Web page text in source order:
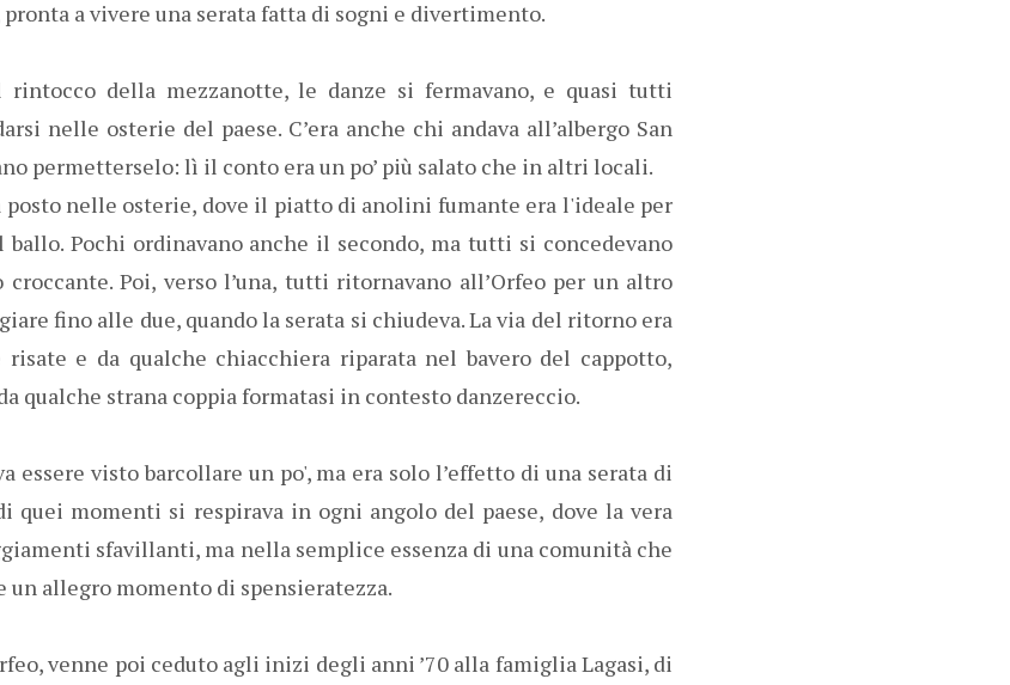
a vivere una serata fatta di sogni e divertimento.
della mezzanotte, le danze si fermavano, e quasi tutti
nelle osterie del paese. C’era anche chi andava all’albergo San
permetterselo: lì il conto era un po’ più salato che in altri locali.
posto nelle osterie, dove il piatto di anolini fumante era l'ideale per
Pochi ordinavano anche il secondo, ma tutti si concedevano
croccante. Poi, verso l’una, tutti ritornavano all’Orfeo per un altro
fino alle due, quando la serata si chiudeva. La via del ritorno era
risate e da qualche chiacchiera riparata nel bavero del cappotto,
qualche strana coppia formatasi in contesto danzereccio.
essere visto barcollare un po', ma era solo l’effetto di una serata di
quei momenti si respirava in ogni angolo del paese, dove la vera
sfavillanti, ma nella semplice essenza di una comunità che
allegro momento di spensieratezza.
venne poi ceduto agli inizi degli anni ’70 alla famiglia Lagasi, di